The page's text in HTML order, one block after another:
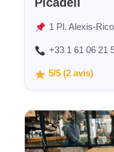
Picadeli
1 Pl. Alexis-
+33 1 61 06 21
5/5 (2 avis)